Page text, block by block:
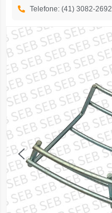
Telefone: (41) 3082-2692